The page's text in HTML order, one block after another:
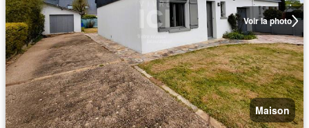
Voir la photo
Maison